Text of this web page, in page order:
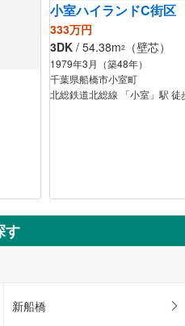
小室ハイランドC街区
333万円
3DK / 54.38m2 （壁芯）
1979年3月（築48年）
千葉県船橋市小室町
北総鉄道北総線 「小室」駅 徒
す
新船橋